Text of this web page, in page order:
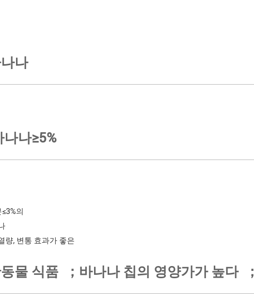
나
나≥5%
의
량, 변통 효과가 좋은
물 식품 ；바나나 칩의 영양가가 높다 ；